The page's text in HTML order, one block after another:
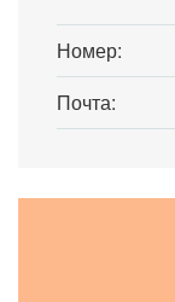
Номер:
Почта: